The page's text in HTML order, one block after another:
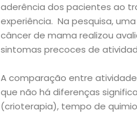
Filhos
Notícias
Opinião
Pets
aderência dos pacientes ao
experiência. Na pesquisa,
câncer de mama realizou
sintomas precoces de
A comparação entre
que não há diferenças
(crioterapia), tempo de